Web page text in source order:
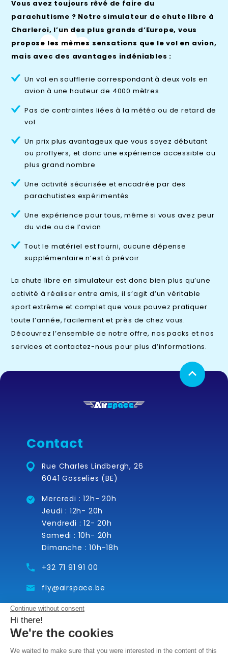
Vous avez toujours rêvé de faire du
parachutisme ? Notre simulateur de chute libre à
Charleroi, l’un des plus grands d’Europe, vous
propose les mêmes sensations que le vol en avion,
mais avec des avantages indéniables :
Un vol en soufflerie correspondant à deux vols en
avion à une hauteur de 4000 mètres
Pas de contraintes liées à la météo ou de retard de
vol
Un prix plus avantageux que vous soyez débutant
ou proflyers, et donc une expérience accessible au
plus grand nombre
Une activité sécurisée et encadrée par des
parachutistes expérimentés
Une expérience pour tous, même si vous avez peur
du vide ou de l’avion
Tout le matériel est fourni, aucune dépense
supplémentaire n’est à prévoir
La chute libre en simulateur est donc bien plus qu’une
activité à réaliser entre amis, il s’agit d’un véritable
sport extrême et complet que vous pouvez pratiquer
toute l’année, facilement et près de chez vous.
Découvrez l’ensemble de notre offre, nos packs et nos
services et contactez-nous pour plus d’informations.
Contact
Rue Charles Lindbergh, 26
6041 Gosselies (BE)
Mercredi : 12h- 20h
Jeudi : 12h- 20h
Vendredi : 12- 20h
Samedi : 10h- 20h
Dimanche : 10h-18h
+32 71 91 91 00
fly@airspace.be
Suivez-nous